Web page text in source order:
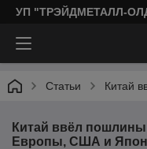
УП "ТРЭЙДМЕТАЛЛ-
Статьи Китай
Китай ввёл
Европы, США и